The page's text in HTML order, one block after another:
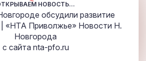
НОВОСТЬ...
обсудили развитие
| «НТА Приволжье» Новости Н.
Новгорода
с сайта nta-pfo.ru